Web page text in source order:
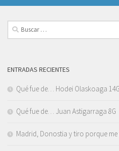
Buscar:
ENTRADAS RECIENTES
Qué fue de… Hodei Olaskoaga 14G
Qué fue de… Juan Astigarraga 8G
Madrid, Donostia y tiro porque